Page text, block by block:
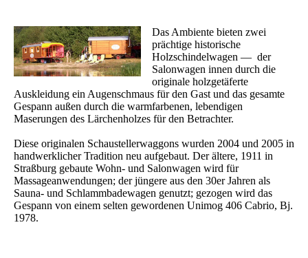
Das Ambiente bieten zwei
prächtige historische
Holzschindelwagen — der
Salonwagen innen durch die
originale holzgetäferte
Auskleidung ein Augenschmaus für den Gast und das gesamte
Gespann außen durch die warmfarbenen, lebendigen
Maserungen des Lärchenholzes für den Betrachter.
Diese originalen Schaustellerwaggons wurden 2004 und 2005 in
handwerklicher Tradition neu aufgebaut. Der ältere, 1911 in
Straßburg gebaute Wohn- und Salonwagen wird für
Massageanwendungen; der jüngere aus den 30er Jahren als
Sauna- und Schlammbadewagen genutzt; gezogen wird das
Gespann von einem selten gewordenen Unimog 406 Cabrio, Bj.
1978.